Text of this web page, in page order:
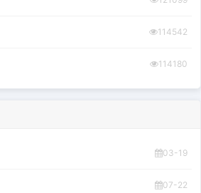
114542
114180
03-19
07-22